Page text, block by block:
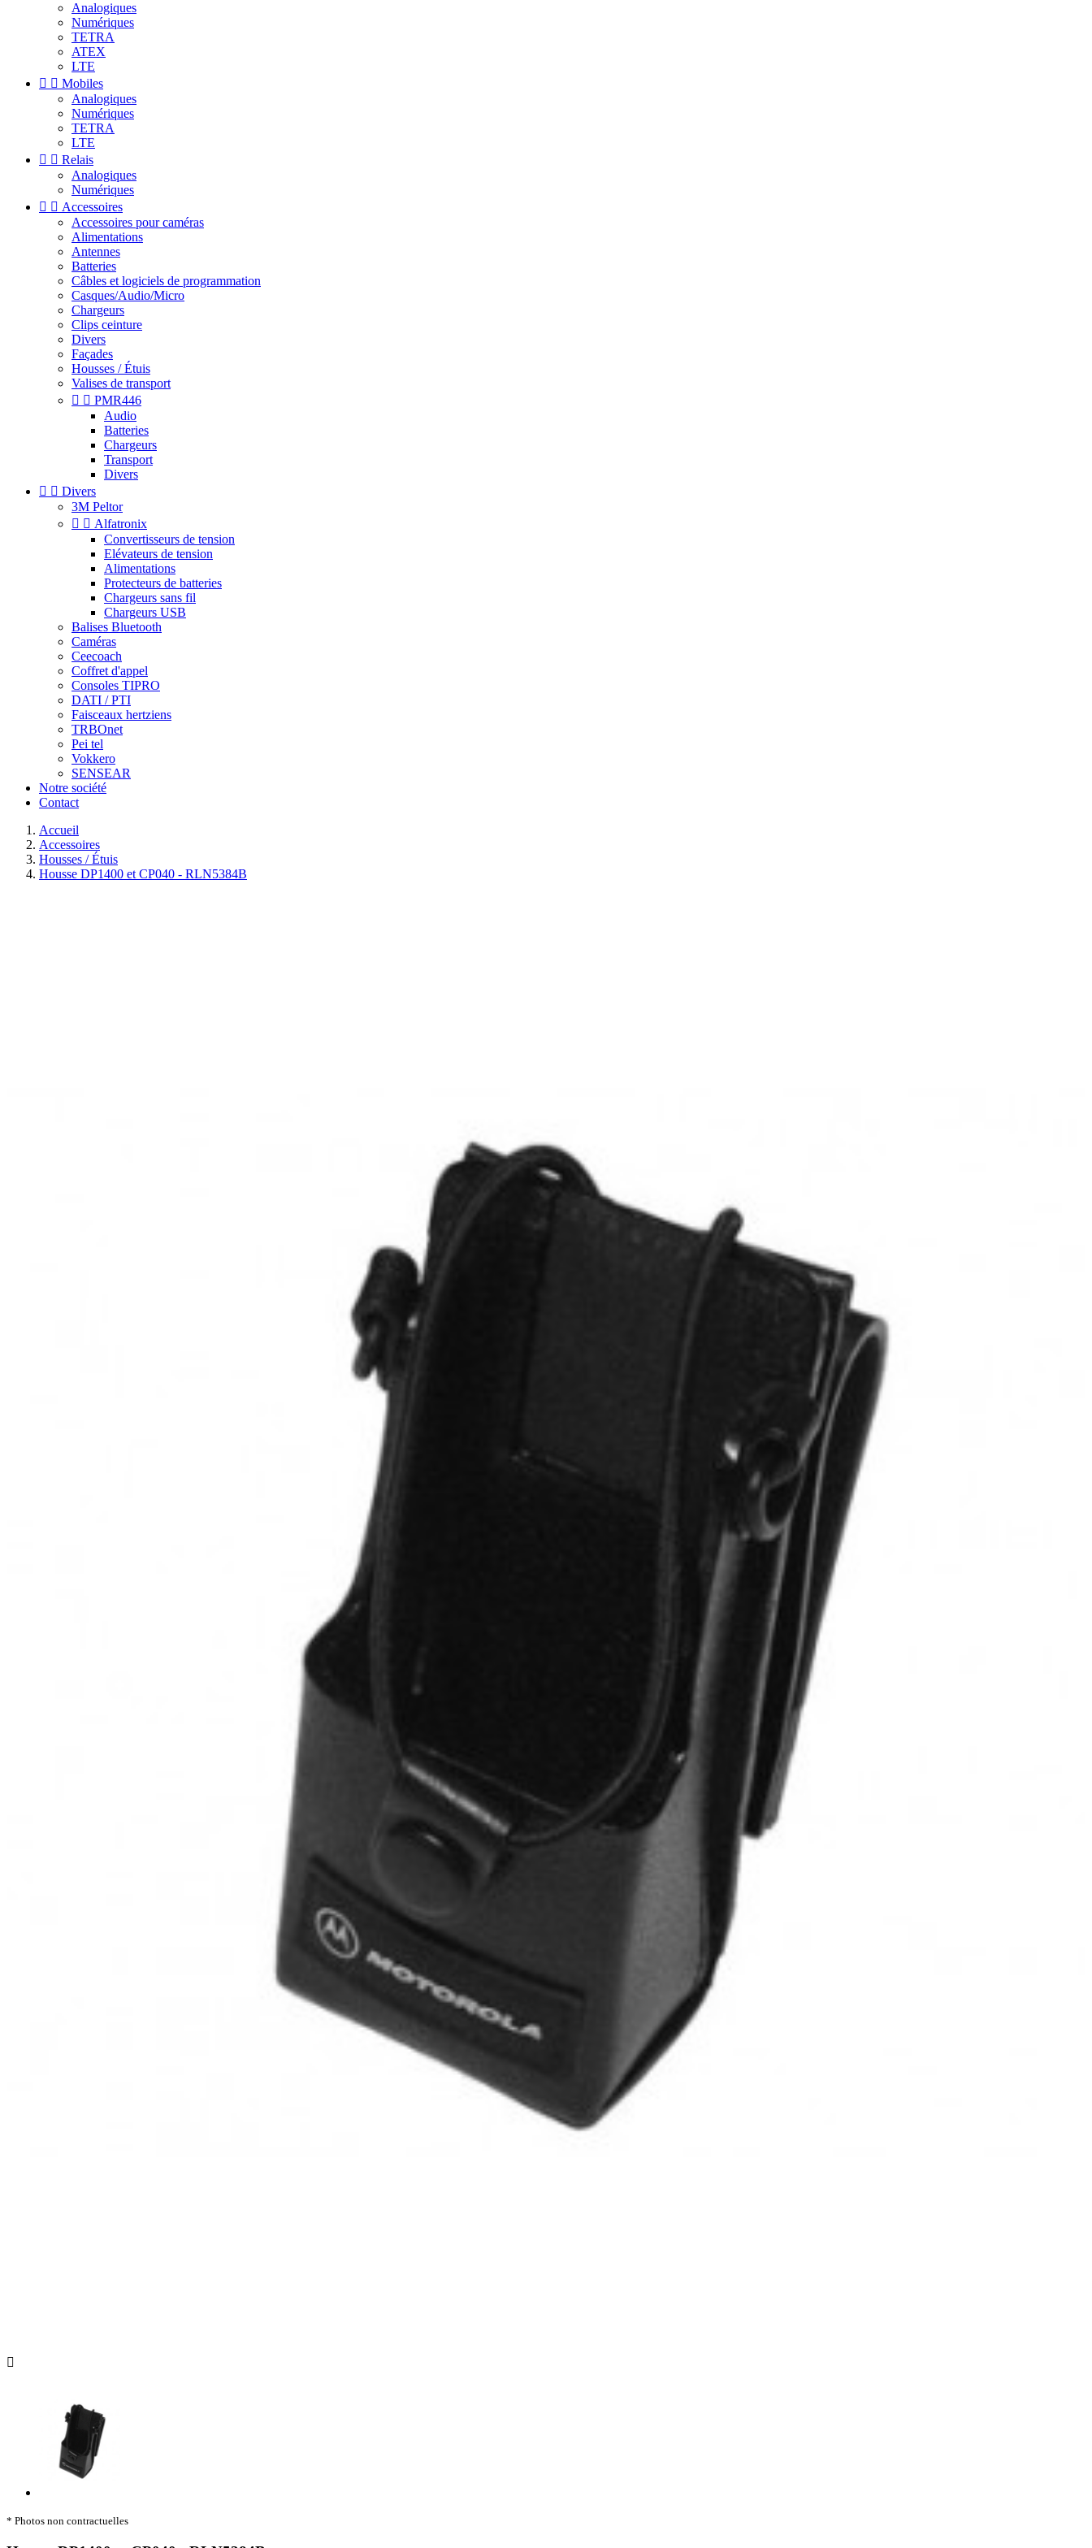
Analogiques
Numériques
TETRA
ATEX
LTE
  Mobiles
Analogiques
Numériques
TETRA
LTE
  Relais
Analogiques
Numériques
  Accessoires
Accessoires pour caméras
Alimentations
Antennes
Batteries
Câbles et logiciels de programmation
Casques/Audio/Micro
Chargeurs
Clips ceinture
Divers
Façades
Housses / Étuis
Valises de transport
  PMR446
Audio
Batteries
Chargeurs
Transport
Divers
  Divers
3M Peltor
  Alfatronix
Convertisseurs de tension
Elévateurs de tension
Alimentations
Protecteurs de batteries
Chargeurs sans fil
Chargeurs USB
Balises Bluetooth
Caméras
Ceecoach
Coffret d'appel
Consoles TIPRO
DATI / PTI
Faisceaux hertziens
TRBOnet
Pei tel
Vokkero
SENSEAR
Notre société
Contact
Accueil
Accessoires
Housses / Étuis
Housse DP1400 et CP040 - RLN5384B

* Photos non contractuelles